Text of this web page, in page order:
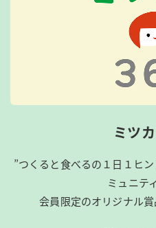
ミツ
”つくると食べるの１日１ヒ
ミュニテ
会員限定のオリジナル